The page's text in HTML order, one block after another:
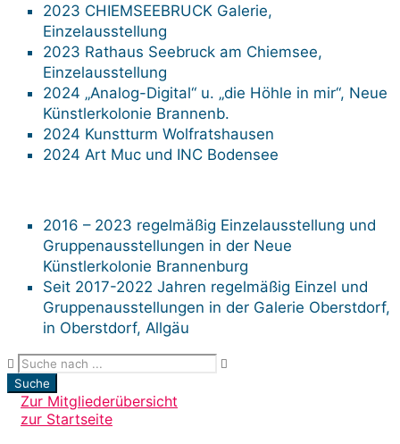
2023 CHIEMSEEBRUCK Galerie,
Einzelausstellung
2023 Rathaus Seebruck am Chiemsee,
Einzelausstellung
2024 „Analog-Digital“ u. „die Höhle in mir“, Neue
Künstlerkolonie Brannenb.
2024 Kunstturm Wolfratshausen
2024 Art Muc und INC Bodensee
2016 – 2023 regelmäßig Einzelausstellung und
Gruppenausstellungen in der Neue
Künstlerkolonie Brannenburg
Seit 2017-2022 Jahren regelmäßig Einzel und
Gruppenausstellungen in der Galerie Oberstdorf,
in Oberstdorf, Allgäu
Suche
Zur Mitgliederübersicht
zur Startseite